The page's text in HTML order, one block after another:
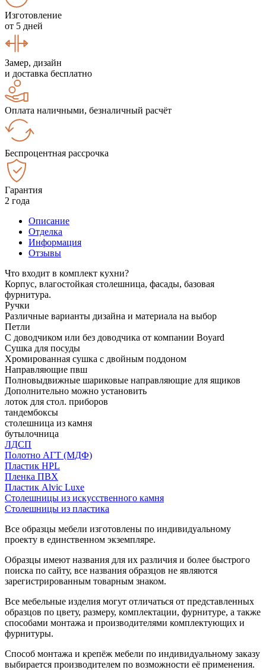
Изготовление
от 5 дней
Замер, дизайн
и доставка бесплатно
Оплата наличными, безналичный расчёт
Беспроцентная рассрочка
Гарантия
2 года
Описание
Отделка
Информация
Отзывы
Что входит в комплект кухни?
Корпус, влагостойкая столешница, фасады, базовая
фурнитура.
Ручки
Различные варианты дизайна и материала на выбор
Петли
С доводчиком или без доводчика от компании Boyard
Сушка для посуды
Хромированная сушка с двойным поддоном
Направляющие пвш
Полновыдвижные шариковые направляющие для ящиков
Дополнительно можно установить
лоток для стол. приборов
тандембоксы
столешница из камня
бутылочница
ЛДСП
Полотно АГТ (МДФ)
Пластик HPL
Пленка ПВХ
Пластик Alvic Luxe
Столешницы из искусственного камня
Столешницы из пластика
Все образцы мебели изготовлены по индивидуальному
проекту в единственном экземпляре.
Образцы имеют названия для их различия и более быстрого
поиска по сайту, все названия образцов не являются
зарегистрированным товарным знаком.
Все мебельные изделия могут отличаться от представленных
образцов по цвету, размеру, комплектации, фурнитуре, а также
способами монтажа и производителями комплектующих и
фурнитуры.
Способ монтажа и крепёж мебели по индивидуальному заказу
выбирается производителем по возможности её применения.